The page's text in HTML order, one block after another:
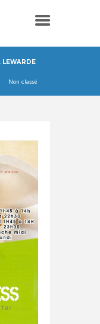
LEWARDE
Non classé